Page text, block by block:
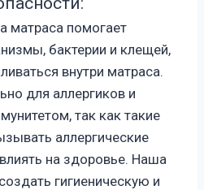
матраса помогает
бактерии и клещей,
внутри матраса.
для аллергиков и
так как такие
аллергические
на здоровье. Наша
гигиеническую и